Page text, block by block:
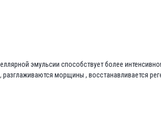
эмульсии способствует более
разглаживаются морщины , восстанавливается